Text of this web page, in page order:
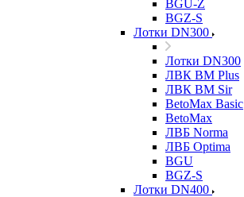
BGU-Z
BGZ-S
Лотки DN300
Лотки DN300
ЛВК ВМ Plus
ЛВК ВМ Sir
BetoMax Basic
BetoMax
ЛВБ Norma
ЛВБ Optima
BGU
BGZ-S
Лотки DN400